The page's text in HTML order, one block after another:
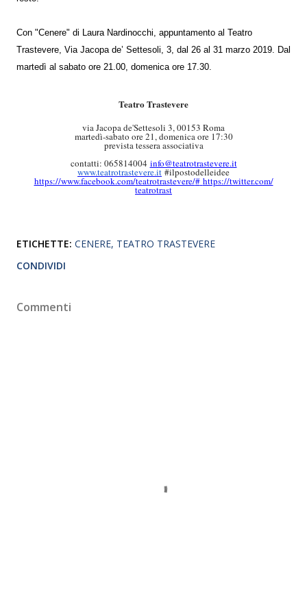
Con "Cenere" di Laura Nardinocchi, appuntamento al Teatro
Trastevere, Via Jacopa de’ Settesoli, 3, dal 26 al 31 marzo 2019. Dal
martedì al sabato ore 21.00, domenica ore 17.30.
Teatro Trastevere
via Jacopa de'Settesoli 3, 00153 Roma
martedì-sabato ore 21, domenica ore 17:30
prevista tessera associativa
contatti: 065814004 info@teatrotrastevere.it
www.teatrotrastevere.it #ilpostodelleidee
https://www.facebook.com/teatrotrastevere/# https://twitter.com/
teatrotrast
ETICHETTE: CENERE TEATRO TRASTEVERE
CONDIVIDI
Commenti